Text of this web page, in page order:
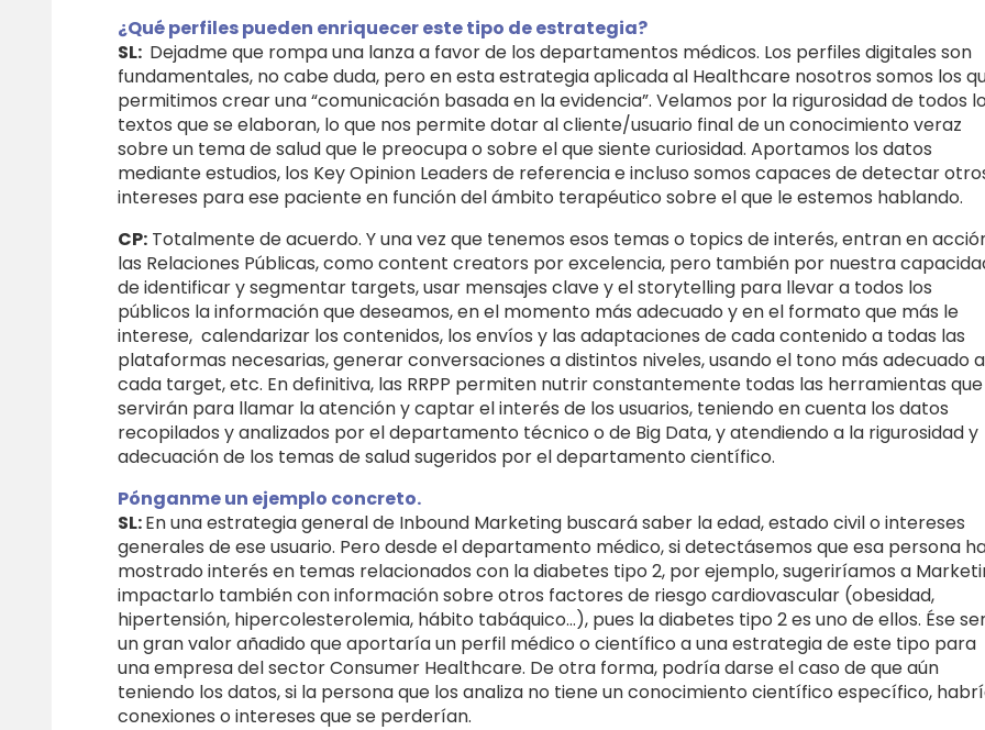
¿Qué perfiles pueden enriquecer este tipo de estrategia?
SL: Dejadme que rompa una lanza a favor de los departamentos médicos. Los perfiles digitales son
fundamentales, no cabe duda, pero en esta estrategia aplicada al Healthcare nosotros somos los
permitimos crear una “comunicación basada en la evidencia”. Velamos por la rigurosidad de todos
textos que se elaboran, lo que nos permite dotar al cliente/usuario final de un conocimiento veraz
sobre un tema de salud que le preocupa o sobre el que siente curiosidad. Aportamos los datos
mediante estudios, los Key Opinion Leaders de referencia e incluso somos capaces de detectar
intereses para ese paciente en función del ámbito terapéutico sobre el que le estemos hablando.
CP: Totalmente de acuerdo. Y una vez que tenemos esos temas o topics de interés, entran en
las Relaciones Públicas, como content creators por excelencia, pero también por nuestra
de identificar y segmentar targets, usar mensajes clave y el storytelling para llevar a todos los
públicos la información que deseamos, en el momento más adecuado y en el formato que más le
interese, calendarizar los contenidos, los envíos y las adaptaciones de cada contenido a todas las
plataformas necesarias, generar conversaciones a distintos niveles, usando el tono más adecuado a
cada target, etc. En definitiva, las RRPP permiten nutrir constantemente todas las herramientas que
servirán para llamar la atención y captar el interés de los usuarios, teniendo en cuenta los datos
recopilados y analizados por el departamento técnico o de Big Data, y atendiendo a la rigurosidad y
adecuación de los temas de salud sugeridos por el departamento científico.
Pónganme un ejemplo concreto.
SL:En una estrategia general de Inbound Marketing buscará saber la edad, estado civil o intereses
generales de ese usuario. Pero desde el departamento médico, si detectásemos que esa persona
mostrado interés en temas relacionados con la diabetes tipo 2, por ejemplo, sugeriríamos a
impactarlo también con información sobre otros factores de riesgo cardiovascular (obesidad,
hipertensión, hipercolesterolemia, hábito tabáquico…), pues la diabetes tipo 2 es uno de ellos. Ése
un gran valor añadido que aportaría un perfil médico o científico a una estrategia de este tipo para
una empresa del sector Consumer Healthcare. De otra forma, podría darse el caso de que aún
teniendo los datos, si la persona que los analiza no tiene un conocimiento científico específico,
conexiones o intereses que se perderían.